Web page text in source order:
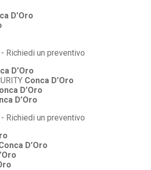
D’Oro
D’Oro
Conca D’Oro
D’Oro
D’Oro
D’Oro